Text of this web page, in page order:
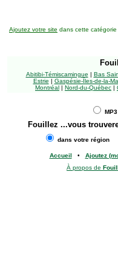
Ajoutez votre site dans cette catégorie
Abitibi-Témiscamingue | Bas
Estrie | Gaspésie-Îles-de-la-
Montréal | Nord-du-Québec |
Fouillez ...vous
dans votre région
Accueil • Ajoutez
À propos de